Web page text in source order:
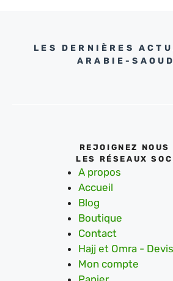
LES DERNIÈRES
ARABIE-
REJOIGNEZ NOUS
LES RÉSEAUX
A propos
Accueil
Blog
Boutique
Contact
Hajj et Omra -
Mon compte